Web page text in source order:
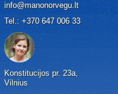
info@manonorvegu.lt
Tel.: +370 647 006 33
Konstitucijos pr. 23a,
Vilnius